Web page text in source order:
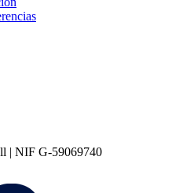
| NIF G-59069740